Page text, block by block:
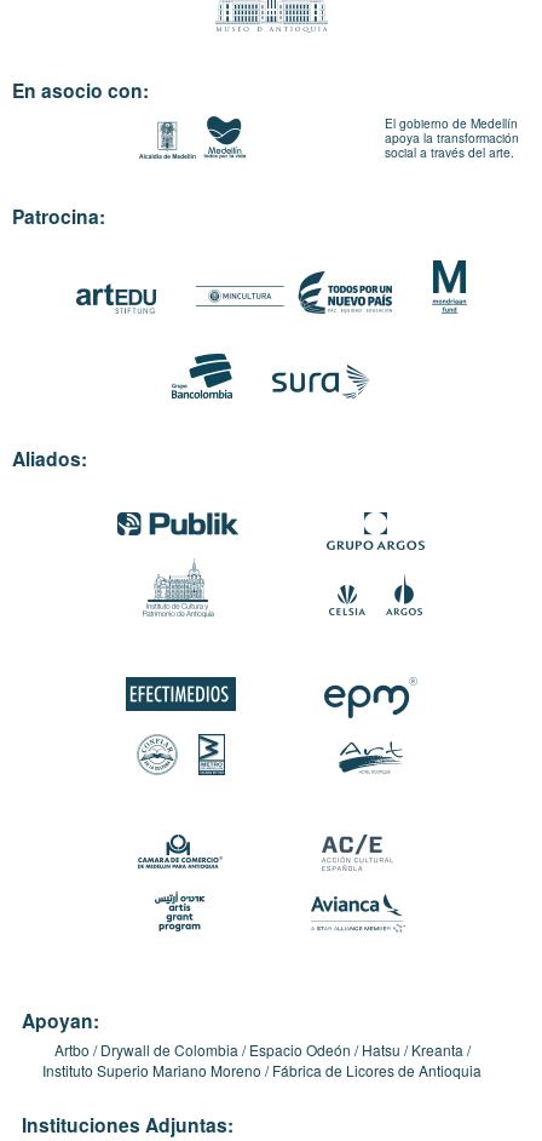
En asocio con:
El gobierno de Medellín
apoya la transformación
social a través del arte.
Patrocina:
Aliados:
Apoyan:
Artbo Drywall de Colombia Espacio Odeón Hatsu
Kreanta
Instituto Superio Mariano Moreno
Fábrica de Licores de Antioquia
Instituciones Adjuntas: